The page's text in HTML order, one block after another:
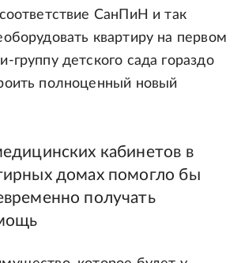
СанПиН и так
квартиру на первом
группу детского сада гораздо
полноценный новый
кабинетов в
домах помогло бы
получать